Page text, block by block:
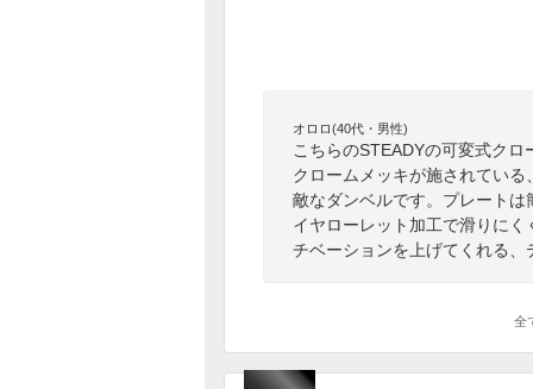
オロロ(40代・男性)
こちらのSTEADYの可変式ク
クロームメッキが施されてい
敵なダンベルです。プレート
イヤローレット加工で滑りに
チベーションを上げてくれる
全